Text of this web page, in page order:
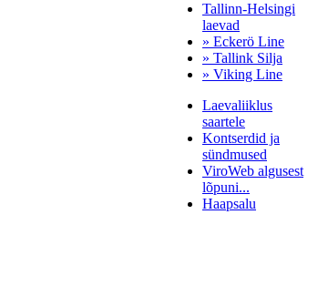
Tallinn-Helsingi
laevad
» Eckerö Line
» Tallink Silja
» Viking Line
Laevaliiklus
saartele
Kontserdid ja
sündmused
ViroWeb algusest
lõpuni...
Haapsalu